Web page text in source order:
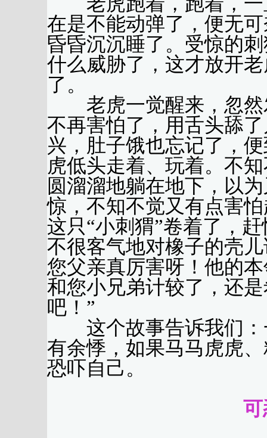
在是不能动弹了，便无
昏昏沉沉睡了。受惊的
什么威胁了，这才放开
了。
老虎一觉醒来，忽然
不再害怕了，用舌头舔
兴，肚子饿也忘记了，
虎低头走着、玩着。不
圆溜溜地躺在地下，以
惊，不知不觉又有点害
这只“小刺猬”卷着了，
不很客气地对橡子的壳
您父亲真厉害呀！他的
和您小兄弟计较了，还
吧！”
这个故事告诉我们：
有余悸，如果马马虎虎
恐吓自己。